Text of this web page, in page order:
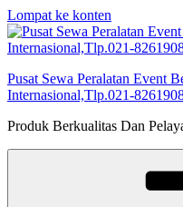
Lompat ke konten
Pusat Sewa Peralatan Event
Internasional,Tlp.021-
Produk Berkualitas Dan